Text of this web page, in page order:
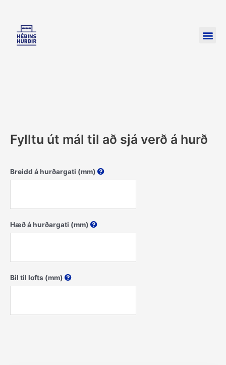
content
Fylltu út mál til að sjá verð á hurð
Breidd á hurðargati (mm)
Hæð á hurðargati (mm)
Bil til lofts (mm)